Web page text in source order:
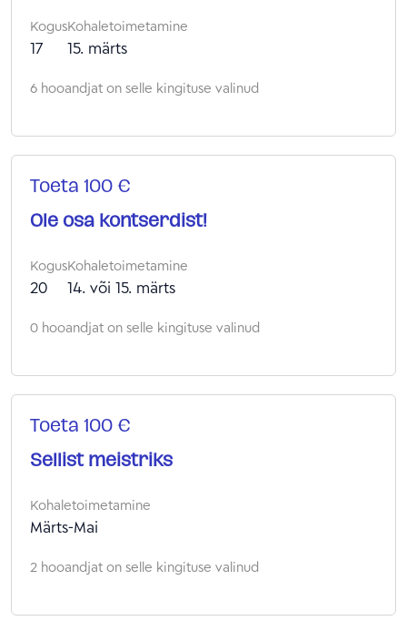
Kogus
17
Kohaletoimetamine
15. märts
6 hooandjat on selle kingituse valinud
Toeta 100 €
Ole osa kontserdist!
Kogus
20
Kohaletoimetamine
14. või 15. märts
0 hooandjat on selle kingituse valinud
Toeta 100 €
Sellist meistriks
Kohaletoimetamine
Märts-Mai
2 hooandjat on selle kingituse valinud